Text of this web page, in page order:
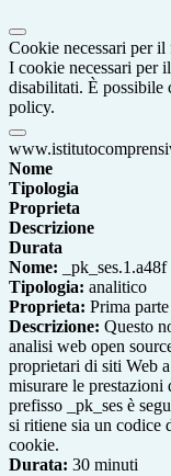
Cookie necessari per
I cookie necessari per
disabilitati. È possibile
policy.
Nome
Tipologia
Proprieta
Descrizione
Durata
Nome: _pk_ses.1.a48f
Tipologia: analitico
Proprieta: Prima parte
Descrizione: Questo
analisi web open
proprietari di siti Web
misurare le
prefisso _pk_ses è
si ritiene sia un codice
cookie.
Durata: 30 minuti